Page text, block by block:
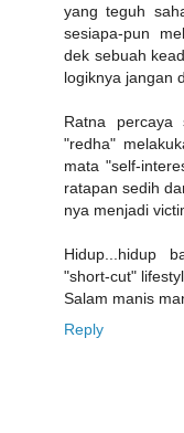
yang teguh
sesiapa-pun
dek sebuah
logiknya jangan
Ratna percaya
"redha"
mata "self-
ratapan sedih
nya menjadi
Hidup...hidup
"short-cut"
Salam manis
Reply